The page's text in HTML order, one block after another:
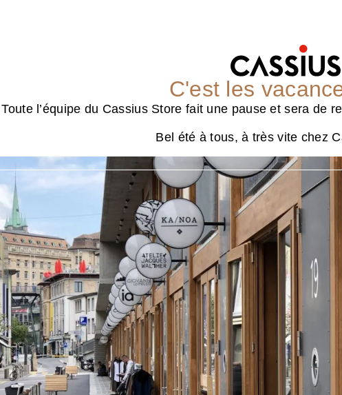
C'est les
Toute l’équipe du Cassius Store fait une pause et sera de
Bel été à tous, à très vite chez